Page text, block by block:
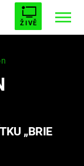
ŽIVĚ
UPÍRŮ
„BRIE